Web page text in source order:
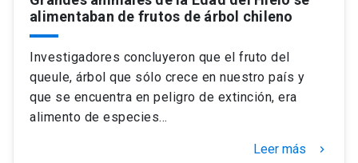
alimentaban de frutos de árbol chileno
Investigadores concluyeron que el fruto del
queule, árbol que sólo crece en nuestro país y
que se encuentra en peligro de extinción, era
alimento de especies…
Leer más keyboard_arrow_right